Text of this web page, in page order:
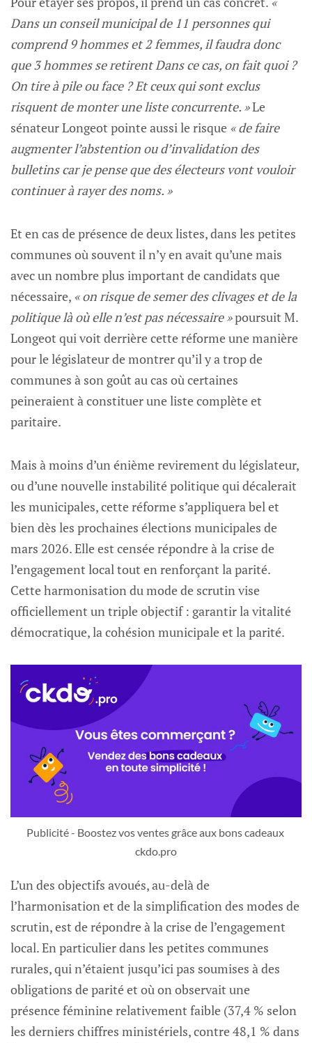
Dans un conseil municipal de 11 personnes qui
comprend 9 hommes et 2 femmes, il faudra donc
que 3 hommes se retirent Dans ce cas, on fait quoi ?
On tire à pile ou face ? Et ceux qui sont exclus
risquent de monter une liste concurrente. »Le
sénateur Longeot pointe aussi le risque « de faire
augmenter l’abstention ou d’invalidation des
bulletins car je pense que des électeurs vont vouloir
continuer à rayer des noms. »
Et en cas de présence de deux listes, dans les petites
communes où souvent il n’y en avait qu’une mais
avec un nombre plus important de candidats que
nécessaire, « on risque de semer des clivages et de la
politique là où elle n’est pas nécessaire »poursuit M.
Longeot qui voit derrière cette réforme une manière
pour le législateur de montrer qu’il y a trop de
communes à son goût au cas où certaines
peineraient à constituer une liste complète et
paritaire.
Mais à moins d’un énième revirement du législateur,
ou d’une nouvelle instabilité politique qui décalerait
les municipales, cette réforme s’appliquera bel et
bien dès les prochaines élections municipales de
mars 2026. Elle est censée répondre à la crise de
l’engagement local tout en renforçant la parité.
Cette harmonisation du mode de scrutin vise
officiellement un triple objectif : garantir la vitalité
démocratique, la cohésion municipale et la parité.
Publicité - Boostez vos ventes grâce aux bons cadeaux
ckdo.pro
L’un des objectifs avoués, au-delà de
l’harmonisation et de la simplification des modes de
scrutin, est de répondre à la crise de l’engagement
local. En particulier dans les petites communes
rurales, qui n’étaient jusqu’ici pas soumises à des
obligations de parité et où on observait une
présence féminine relativement faible (37,4 % selon
les derniers chiffres ministériels, contre 48,1 % dans